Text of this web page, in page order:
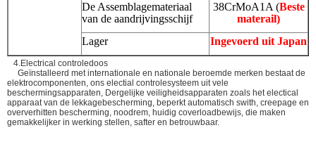
De Assemblagemateriaal
van de aandrijvingsschijf
38CrMoA1A (Beste
materail)
Lager
Ingevoerd uit Japan
4.Electrical controledoos
Geïnstalleerd met internationale en nationale beroemde merken bestaat de
elektrocomponenten, ons electial controlesysteem uit vele
beschermingsapparaten, Dergelijke veiligheidsapparaten zoals het electical
apparaat van de lekkagebescherming, beperkt automatisch swith, creepage en
oververhitten bescherming, noodrem, huidig coverloadbewijs, die maken
gemakkelijker in werking stellen, safter en betrouwbaar.